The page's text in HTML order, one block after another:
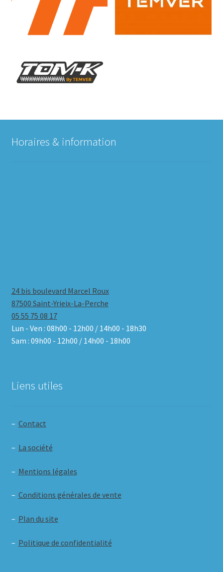
Horaires & information
24 bis boulevard Marcel Roux
87500 Saint-Yrieix-La-Perche
05 55 75 08 17
Lun - Ven : 08h00 - 12h00 / 14h00 - 18h30
Sam : 09h00 - 12h00 / 14h00 - 18h00
Liens utiles
– Contact
– La société
– Mentions légales
– Conditions générales de vente
– Plan du site
– Politique de confidentialité